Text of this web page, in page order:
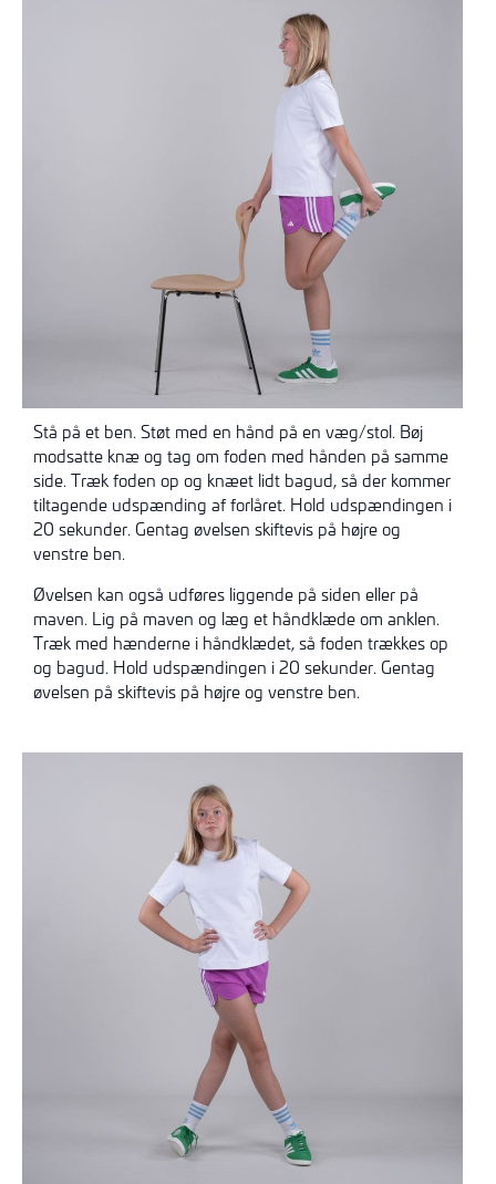
Stå på et ben. Støt med en hånd på en væg/stol. Bøj
modsatte knæ og tag om foden med hånden på samme
side. Træk foden op og knæet lidt bagud, så der kommer
tiltagende udspænding af forlåret. Hold udspændingen i
20 sekunder. Gentag øvelsen skiftevis på højre og
venstre ben.
Øvelsen kan også udføres liggende på siden eller på
maven. Lig på maven og læg et håndklæde om anklen.
Træk med hænderne i håndklædet, så foden trækkes op
og bagud. Hold udspændingen i 20 sekunder. Gentag
øvelsen på skiftevis på højre og venstre ben.